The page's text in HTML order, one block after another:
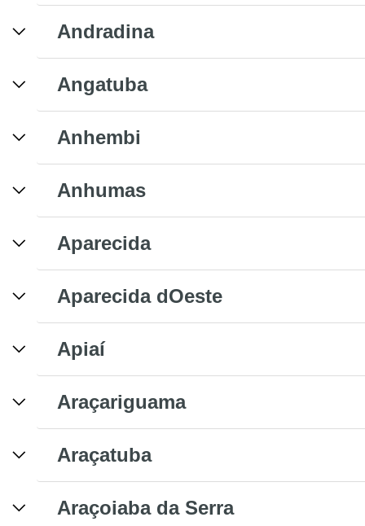
Andradina
Angatuba
Anhembi
Anhumas
Aparecida
Aparecida dOeste
Apiaí
Araçariguama
Araçatuba
Araçoiaba da Serra